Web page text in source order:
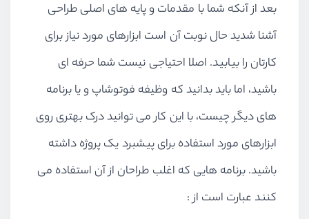
بعد از آنکه شما با مقدمات و پایه های اصلی طراحی
آشنا شدید حال نوبت آن است ابزارهای مورد نیاز برای
کارتان را بیابید. اصلا احتیاجی نیست شما حرفه ای
باشید، اما باید بدانید که وظیفه فوتوشاپ و یا برنامه
های دیگر چیست، با این کار می توانید درک بهتری روی
ابزارهای مورد استفاده برای پیشبرد یک پروژه داشته
باشید. برنامه هایی که اغلب طراحان از آن استفاده می
کنند عبارت است از :